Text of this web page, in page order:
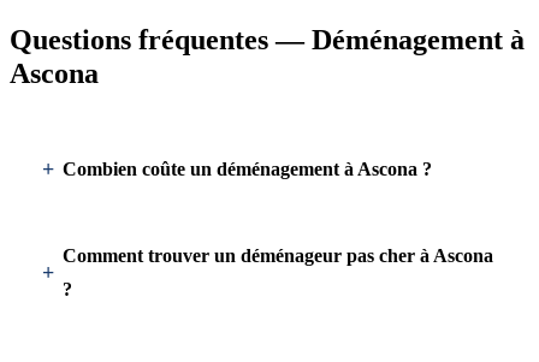
Questions fréquentes — Déménagement à
Ascona
Combien coûte un déménagement à Ascona ?
Comment trouver un déménageur pas cher à Ascona
?